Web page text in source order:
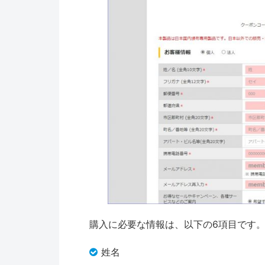
購入に必要な情報は、以下の6項目です
姓名